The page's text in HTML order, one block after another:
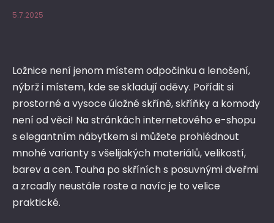
5.7.2025
Ložnice není jenom místem odpočinku a lenošení,
nýbrž i místem, kde se skladují oděvy. Pořídit si
prostorné a vysoce úložné skříně, skříňky a komody
není od věci! Na stránkách internetového e-shopu
s elegantním nábytkemsi můžete prohlédnout
mnohé varianty s všelijakých materiálů, velikostí,
barev a cen. Touha po skříních s posuvnými dveřmi
a zrcadly neustále roste a navíc je to velice
praktické.